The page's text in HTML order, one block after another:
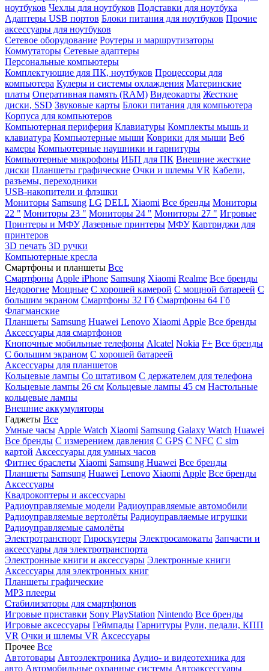
ноутбуков Чехлы для ноутбуков Подставки для ноутбука
Адаптеры USB портов Блоки питания для ноутбуков Прочие
аксессуары для ноутбуков
Сетевое оборудование Роутеры и маршрутизаторы
Коммутаторы Сетевые адаптеры
Персональные компьютеры
Комплектующие для ПК, ноутбуков Процессоры для
компьютера Кулеры и системы охлаждения Материнские
платы Оперативная память (RAM) Видеокарты Жесткие
диски, SSD Звуковые карты Блоки питания для компьютера
Корпуса для компьютеров
Компьютерная периферия Клавиатуры Комплекты мышь и
клавиатура Компьютерные мыши Коврики для мыши Веб
камеры Компьютерные наушники и гарнитуры
Компьютерные микрофоны ИБП для ПК Внешние жесткие
диски Планшеты графические Очки и шлемы VR Кабели,
разъемы, переходники
USB-накопители и флэшки
Мониторы Samsung LG DELL Xiaomi Все бренды Мониторы
22 " Мониторы 23 " Мониторы 24 " Мониторы 27 " Игровые
Принтеры и МФУ Лазерные принтеры МФУ Картриджи для
принтеров
3D печать 3D ручки
Компьютерные кресла
Смартфоны и планшеты Все
Смартфоны Apple iPhone Samsung Xiaomi Realme Все бренды
Недорогие Мощные С хорошей камерой С мощной батареей С
большим экраном Смартфоны 32 Гб Смартфоны 64 Гб
Флагманские
Планшеты Samsung Huawei Lenovo Xiaomi Apple Все бренды
Аксессуары для смартфонов
Кнопочные мобильные телефоны Alcatel Nokia F+ Все бренды
С большим экраном С хорошей батареей
Аксессуары для планшетов
Кольцевые лампы Со штативом C держателем для телефона
Кольцевые лампы 26 см Кольцевые лампы 45 см Настольные
кольцевые лампы
Внешние аккумуляторы
Гаджеты Все
Умные часы Apple Watch Xiaomi Samsung Galaxy Watch Huawei
Все бренды C измерением давления C GPS C NFC C sim
картой Аксессуары для умных часов
Фитнес браслеты Xiaomi Samsung Huawei Все бренды
Планшеты Samsung Huawei Lenovo Xiaomi Apple Все бренды
Аксессуары
Квадрокоптеры и аксессуары
Радиоуправляемые модели Радиоуправляемые автомобили
Радиоуправляемые вертолёты Радиоуправляемые игрушки
Радиоуправляемые самолёты
Электротранспорт Гироскутеры Электросамокаты Запчасти и
аксессуары для электротранспорта
Электронные книги и аксессуары Электронные книги
Аксессуары для электронных книг
Планшеты графические
MP3 плееры
Стабилизаторы для смартфонов
Игровые приставки Sony PlayStation Nintendo Все бренды
Игровые аксессуары Геймпады Гарнитуры Рули, педали, КПП
VR Очки и шлемы VR Аксессуары
Прочее Все
Автотовары Автоэлектроника Аудио- и видеотехника для
авто Автомобильные охранные системы Автоаксессуары